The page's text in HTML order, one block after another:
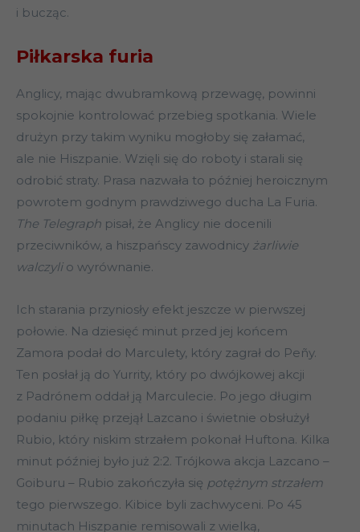
i bucząc.
Piłkarska furia
Anglicy, mając dwubramkową przewagę, powinni
spokojnie kontrolować przebieg spotkania. Wiele
drużyn przy takim wyniku mogłoby się załamać,
ale nie Hiszpanie. Wzięli się do roboty i starali się
odrobić straty. Prasa nazwała to później heroicznym
powrotem godnym prawdziwego ducha La Furia.
The Telegraph pisał, że Anglicy nie docenili
przeciwników, a hiszpańscy zawodnicy żarliwie
walczylio wyrównanie.
Ich starania przyniosły efekt jeszcze w pierwszej
połowie. Na dziesięć minut przed jej końcem
Zamora podał do Marculety, który zagrał do Peñy.
Ten posłał ją do Yurrity, który po dwójkowej akcji
z Padrónem oddał ją Marculecie. Po jego długim
podaniu piłkę przejął Lazcano i świetnie obsłużył
Rubio, który niskim strzałem pokonał Huftona. Kilka
minut później było już 2:2. Trójkowa akcja Lazcano –
Goiburu – Rubio zakończyła się potężnym strzałem
tego pierwszego. Kibice byli zachwyceni. Po 45
minutach Hiszpanie remisowali z wielką,